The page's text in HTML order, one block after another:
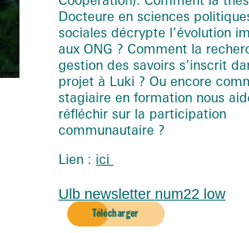
Docteure en sciences
sociales décrypte l’évolution
aux ONG ? Comment la
gestion des savoirs s’inscrit
projet à Luki ? Ou encore
stagiaire en formation nous
réfléchir sur la participation
communautaire ?
Lien : ici
Ulb newsletter num22 low
Télécharger